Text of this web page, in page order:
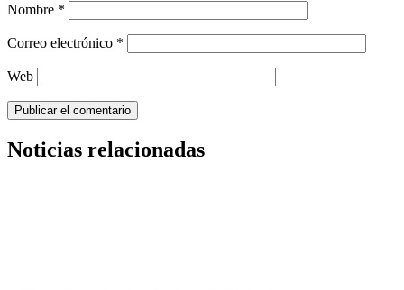
Nombre *
Correo electrónico *
Web
Noticias relacionadas